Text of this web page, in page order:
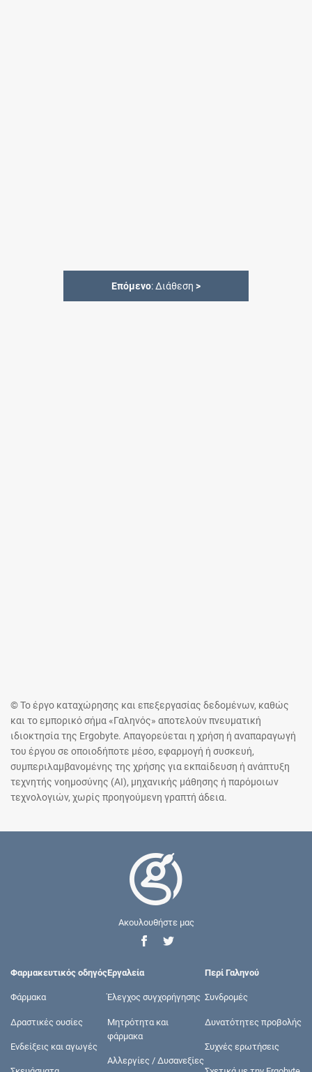
Επόμενο: Διάθεση >
© Το έργο καταχώρησης και επεξεργασίας δεδομένων, καθώς
και το εμπορικό σήμα «Γαληνός» αποτελούν πνευματική
ιδιοκτησία της Ergobyte. Απαγορεύεται η χρήση ή αναπαραγωγή
του έργου σε οποιοδήποτε μέσο, εφαρμογή ή συσκευή,
συμπεριλαμβανομένης της χρήσης για εκπαίδευση ή ανάπτυξη
τεχνητής νοημοσύνης (AI), μηχανικής μάθησης ή παρόμοιων
τεχνολογιών, χωρίς προηγούμενη γραπτή άδεια.
Ακουλουθήστε μας
Φαρμακευτικός οδηγός
Φάρμακα
Δραστικές ουσίες
Ενδείξεις και αγωγές
Εργαλεία
Έλεγχος συγχορήγησης
Μητρότητα και
φάρμακα
Αλλεργίες / Δυσανεξίες
Περί Γαληνού
Συνδρομές
Δυνατότητες προβολής
Συχνές ερωτήσεις